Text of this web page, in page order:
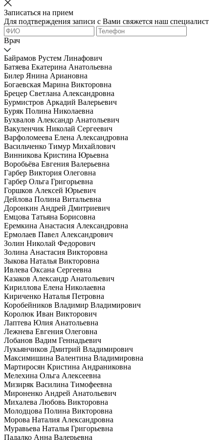
Записаться на прием
Для подтверждения записи с Вами свяжется наш специалист
Врач
Байрамов Рустем Линафович
Батяева Екатерина Анатольевна
Билер Янина Ариановна
Богаевская Марина Викторовна
Брецер Светлана Александровна
Бурмистров Аркадий Валерьевич
Буряк Полина Николаевна
Бухвалов Александр Анатольевич
Вакуленчик Николай Сергеевич
Варфоломеева Елена Александровна
Васильченко Тимур Михайлович
Винникова Кристина Юрьевна
Воробьёва Евгения Валерьевна
Гарбер Виктория Олеговна
Гарбер Ольга Григорьевна
Горшков Алексей Юрьевич
Дейлова Полина Витальевна
Доронкин Андрей Дмитриевич
Емцова Татьяна Борисовна
Еремкина Анастасия Александровна
Ермолаев Павел Александрович
Золин Николай Федорович
Золина Анастасия Викторовна
Зыкова Наталья Викторовна
Ивлева Оксана Сергеевна
Казаков Александр Анатольевич
Кириллова Елена Николаевна
Кириченко Наталья Петровна
Коробейников Владимир Владимирович
Королюк Иван Викторович
Лаптева Юлия Анатольевна
Лежнева Евгения Олеговна
Лобанов Вадим Геннадьевич
Лукьянчиков Дмитрий Владимирович
Максимишина Валентина Владимировна
Мартиросян Кристина Андраниковна
Мелехина Ольга Алексеевна
Мизиряк Василина Тимофеевна
Мироненко Андрей Анатольевич
Михалева Любовь Викторовна
Молодцова Полина Викторовна
Морова Наталия Александровна
Муравьева Наталья Григорьевна
Падалко Анна Валерьевна